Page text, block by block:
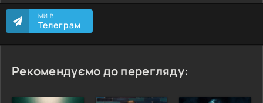
МИ В
Телеграм
Рекомендуємо до перегляду: